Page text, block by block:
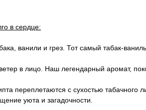
в сердце:
ванили и грез. Тот самый табак-
в лицо. Наш легендарный аромат,
переплетаются с сухостью
уюта и загадочности.